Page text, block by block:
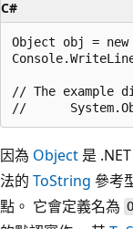
C#
Object obj =
// The example
因為 Object 是
法的 ToString 參考
點。 它會定義名為